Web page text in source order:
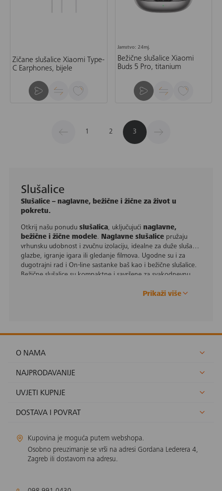
Žičane slušalice Xiaomi Type-
C Earphones, bijele
Jamstvo: 24mj.
Bežične slušalice Xiaomi
Buds 5 Pro, titanium
1 2 3
Slušalice
Slušalice – naglavne, bežične i žične za život u
pokretu.
Otkrij našu ponudu slušalica, uključujući naglavne,
bežične i žične modele. Naglavne slušalice pružaju
vrhunsku udobnost i zvučnu izolaciju, idealne za duže slušanje
glazbe, igranje igara ili gledanje filmova. Ugodne su i za
dugotrajni rad i On-line sastanke baš kao i bežične slušalice.
Bežične slušalice su kompaktne i savršene za svakodnevnu
za one koji vole klasiku. Bez obzira biraš li klasiku ili
Prikaži više
O NAMA
NAJPRODAVANIJE
UVJETI KUPNJE
DOSTAVA I POVRAT
Kupovina je moguća putem webshopa.
Osobno preuzimanje se vrši na adresi Gordana Lederera 4,
Zagreb ili dostavom na adresu.